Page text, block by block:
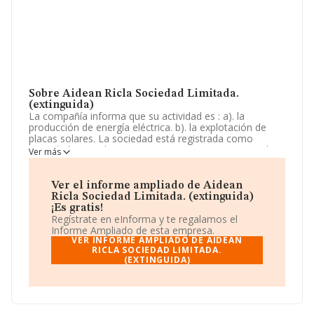
Sobre Aidean Ricla Sociedad Limitada.
(extinguida)
La compañía informa que su actividad es : a). la
producción de energía eléctrica. b). la explotación de
placas solares. La sociedad está registrada como
Sociedad Limitada. Tiene CNAE: 3512 - 'Transporte de
energía eléctrica'. No realiza actividad de importación
La compañíaAidean Ricla Sociedad Limitada.
(extinguida), NIF B99531105, se encuentra en Lugar
Paraje Puyalon Pol. 31 Parc. 8 Recinto 1, (50270), Ricla,
provincia de Zaragoza, Aragón.
En base a la información de la que dispone INFORMA
sobre 46.044 compañías, a nivel nacional la facturación
promedio de facturación de 505 mil euros entre todas
Ver más
Ver el informe ampliado de Aidean
Ricla Sociedad Limitada. (extinguida)
¡Es gratis!
Regístrate en eInforma y te regalamos el
Informe Ampliado de esta empresa.
VER INFORME AMPLIADO DE AIDEAN
RICLA SOCIEDAD LIMITADA.
(EXTINGUIDA)